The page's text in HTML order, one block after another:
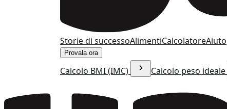
Storie di successoAlimentiCalcolatoreAiuto
Provala ora
Calcolo BMI (IMC) Calcolo peso ideale